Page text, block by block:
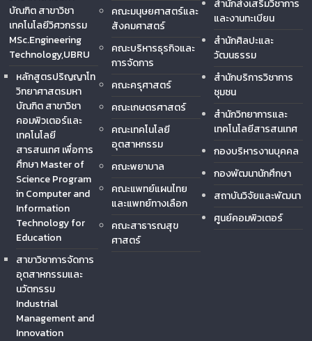
บัณฑิต สาขาวิชา
เทคโนโลยีวิศวกรรม
MSc.Engineering
Technology,UBRU
หลักสูตรปริญญาโท
วิทยาศาสตรมหา
บัณฑิต สาขาวิชา
คอมพิวเตอร์และ
เทคโนโลยี
สารสนเทศ เพื่อการ
ศึกษา Master of
Science Program
in Computer and
Information
Technology for
Education
สาขาวิชาการจัดการ
อุตสาหกรรมและ
นวัตกรรม
Industrial
Management and
Innovation
คณะมนุษยศาสตร์และ
สังคมศาสตร์
คณะบริหารธุรกิจและ
การจัดการ
คณะครุศาสตร์
คณะเกษตรศาสตร์
คณะเทคโนโลยี
อุตสาหกรรม
คณะพยาบาล
คณะแพทย์แผนไทย
และแพทย์ทางเลือก
คณะสาธารณสุข
ศาสตร์
สำนักส่งเสริมวิชาการ
และงานทะเบียน
สำนักศิลปะและ
วัฒนธรรม
สำนักบริการวิชาการ
ชุมชน
สำนักวิทยาการและ
เทคโนโลยีสารสนเทศ
กองบริหารงานบุคคล
กองพัฒนานักศึกษา
สถาบันวิจัยและพัฒนา
ศูนย์คอมพิวเตอร์